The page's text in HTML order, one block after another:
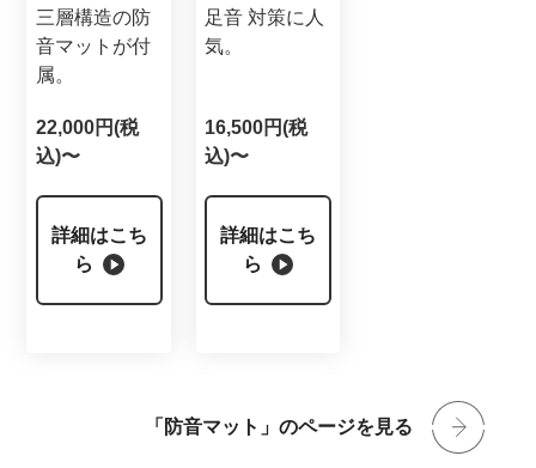
三層構造の防
音マットが付
属。
22,000円(税
込)〜
詳細はこち
ら
足音 対策に人
気。
16,500円(税
込)〜
詳細はこち
ら
「防音マット」のページを見る